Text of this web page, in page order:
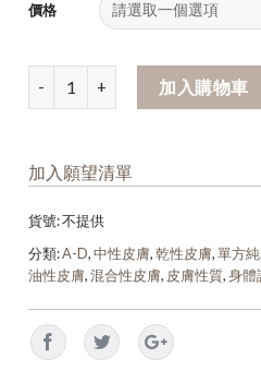
價格
加入購物車
加入願望清單
貨號:不提供
分類:A-D,中性皮膚,乾性皮膚,單方
油性皮膚,混合性皮膚, 皮膚性質,身體